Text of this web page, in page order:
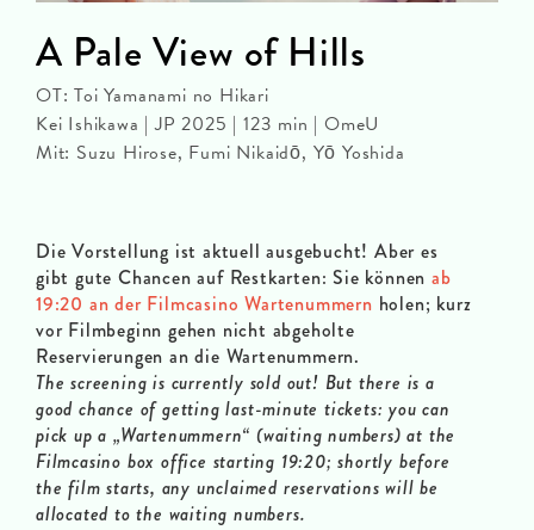
Die Vorstellung ist aktuell ausgebucht! Aber es
gibt gute Chancen auf Restkarten: Sie können ab
19:20 an der Filmcasino Wartenummern holen; kurz
vor Filmbeginn gehen nicht abgeholte
Reservierungen an die Wartenummern.
The screening is currently sold out! But there is a
good chance of getting last-minute tickets: you can
pick up a „Wartenummern“ (waiting numbers) at the
Filmcasino box office starting 19:20; shortly before
the film starts, any unclaimed reservations will be
allocated to the waiting numbers.
A Pale View of Hills
OT: Toi Yamanami no Hikari
Kei Ishikawa | JP 2025 | 123 min | OmeU
Mit: Suzu Hirose, Fumi Nikaidō, Yō Yoshida